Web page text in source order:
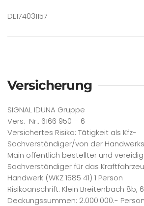
DE174031157
Versicherung
SIGNAL IDUNA Gruppe
Vers.-Nr.: 6166 950 – 6
Versichertes Risiko: Tätigkeit als Kfz-
Sachverständiger/von der
Main öffentlich bestellter und
Sachverständiger für das
Handwerk (WKZ 1585 41) 1 Person
Risikoanschrift: Klein Breitenbach 8b,
Deckungssummen: 2.000.000.-